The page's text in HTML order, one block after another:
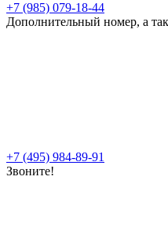
+7 (985) 079-18-44
Дополнительный номер, а
+7 (495) 984-89-91
Звоните!